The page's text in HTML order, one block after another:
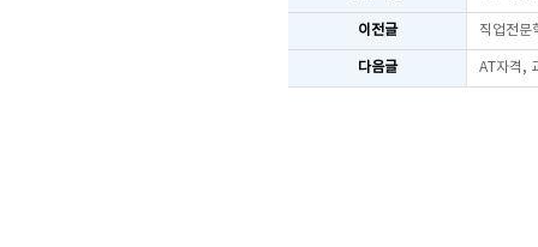
이전글 직업전문
다음글 AT자격,